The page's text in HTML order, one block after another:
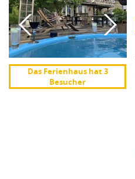
Das Ferienhaus hat 3
Besucher